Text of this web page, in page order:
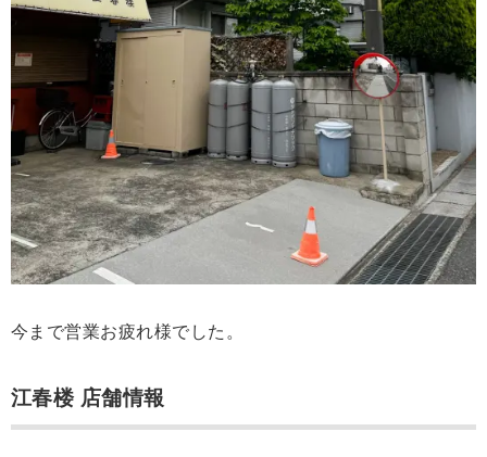
今まで営業お疲れ様でした。
江春楼 店舗情報